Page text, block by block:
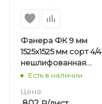
Фанера ФК 9 мм
1525х1525 мм сорт 4/4
нешлифованная
березовая
Есть в наличии
Цена: